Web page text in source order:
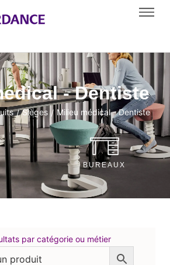
- Dentiste
/ Sièges / Milieu médical - Dentiste
BUREAUX
par catégorie ou métier